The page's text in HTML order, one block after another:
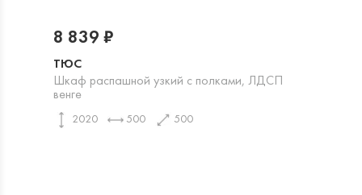
ТЮС
Шкаф распашной узкий с полками, ЛДСП
венге
2020 500 500
8 839 ₽